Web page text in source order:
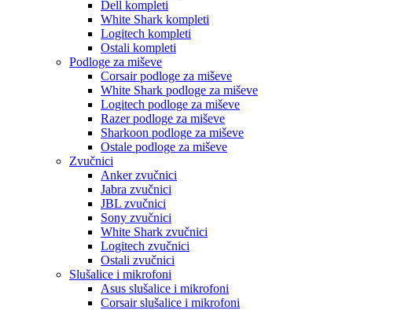
Dell kompleti
White Shark kompleti
Logitech kompleti
Ostali kompleti
Podloge za miševe
Corsair podloge za miševe
White Shark podloge za miševe
Logitech podloge za miševe
Razer podloge za miševe
Sharkoon podloge za miševe
Ostale podloge za miševe
Zvučnici
Anker zvučnici
Jabra zvučnici
JBL zvučnici
Sony zvučnici
White Shark zvučnici
Logitech zvučnici
Ostali zvučnici
Slušalice i mikrofoni
Asus slušalice i mikrofoni
Corsair slušalice i mikrofoni